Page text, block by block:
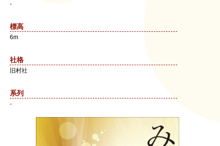
-
標高
6m
社格
旧村社
系列
-